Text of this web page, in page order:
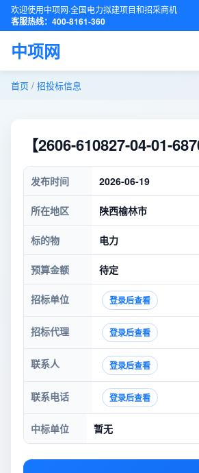
欢迎使用中项网·全国电力拟建项目和招采商机
客服热线：400-8161-360
中项网
首页 / 招投标信息
【2606-610827-04-01-
发布时间 2026-06-19
所在地区 陕西榆林市
标的物 电力
预算金额 待定
招标单位 登录后查看
招标代理 登录后查看
联系人 登录后查看
联系电话 登录后查看
中标单位 暂无